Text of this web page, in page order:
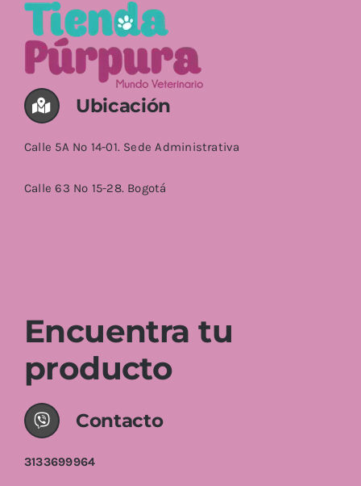
Valorado
con
AÑADIR AL CARRITO
Ubicación
Calle 5A No 14-01. Sede Administrativa
Calle 63 No 15-28. Bogotá
Encuentra tu
producto
Contacto
3133699964